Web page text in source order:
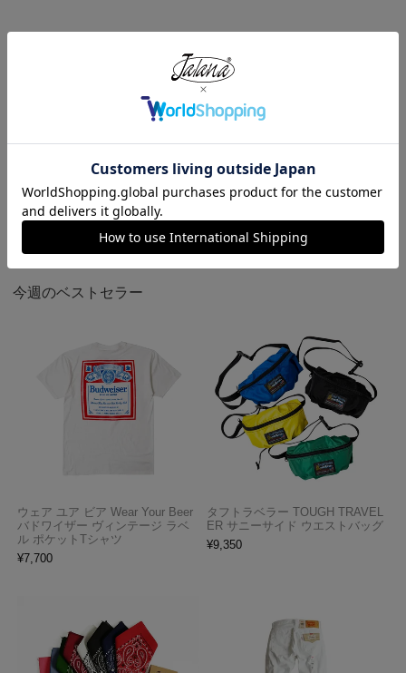
ロサンゼルスアパレル LOS ANGE
LES APPAREL 18412GD 18/1 シ
¥
プロクラブ PRO CLUB ヘビーウ
ク Tシャツ
今週のベストセラー
ウェア ユア ビア Wear Your Beer
バドワイザー ヴィンテージ ラベ
ル ポケットTシャツ
¥7,700
タフトラベラー TOUGH TRAVEL
ER サニーサイド ウエストバッグ
¥9,350